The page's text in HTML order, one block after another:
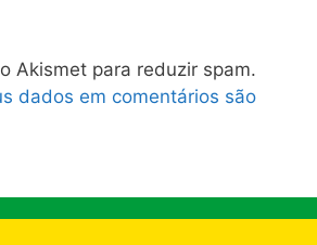
Akismet para reduzir spam.
dados em comentários são